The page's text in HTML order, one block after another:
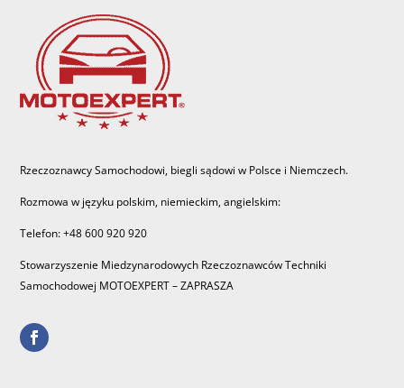
Rzeczoznawcy Samochodowi, biegli sądowi w Polsce i Niemczech.
Rozmowa w języku polskim, niemieckim, angielskim:
Telefon: +48 600 920 920
Stowarzyszenie Miedzynarodowych Rzeczoznawców Techniki
Samochodowej MOTOEXPERT – ZAPRASZA